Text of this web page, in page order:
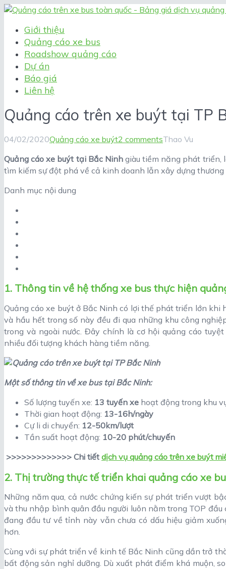
Giới thiệu
Quảng cáo xe bus
Roadshow quảng cáo
Dự án
Báo giá
Liên hệ
Quảng cáo trên xe buýt tại TP
04/02/2020Quảng cáo xe buýt2 commentsThao Vu
Quảng cáo xe buýt tại Bắc Ninhgiàu tiềm năng phát triển,
tìm kiếm sự đột phá về cả kinh doanh lẫn xây dựng thương
Danh mục nội dung
1. Thông tin về hệ thống xe bus thực hiện
Quảng cáo xe buýt ở Bắc Ninh có lợi thế phát triển lớn khi
và hầu hết trong số này đều đi qua những khu công
trong và ngoài nước. Đây chính là cơ hội quảng cáo
nhiều đối tượng khách hàng tiềm năng.
Một số thông tin về xe bus tại Bắc Ninh:
Số lượng tuyến xe: 13 tuyến xe hoạt động trong khu
Thời gian hoạt động: 13-16h/ngày
Cự li di chuyển: 12-50km/lượt
Tần suất hoạt động: 10-20 phút/chuyến
>>>>>>>>>>>>> Chi tiết dịch vụ quảng cáo trên xe buýt
2. Thị trường thực tế triển khai quảng cáo xe
Những năm qua, cả nước chứng kiến sự phát triển vượt
và thu nhập bình quân đầu người luôn nằm trong TOP
đang đầu tư về tỉnh này vẫn chưa có dấu hiệu giảm
hơn.
Cùng với sự phát triển về kinh tế Bắc Ninh cũng dần trở
bất động sản nghỉ dưỡng. Dù xuất phát điểm khá muộn,